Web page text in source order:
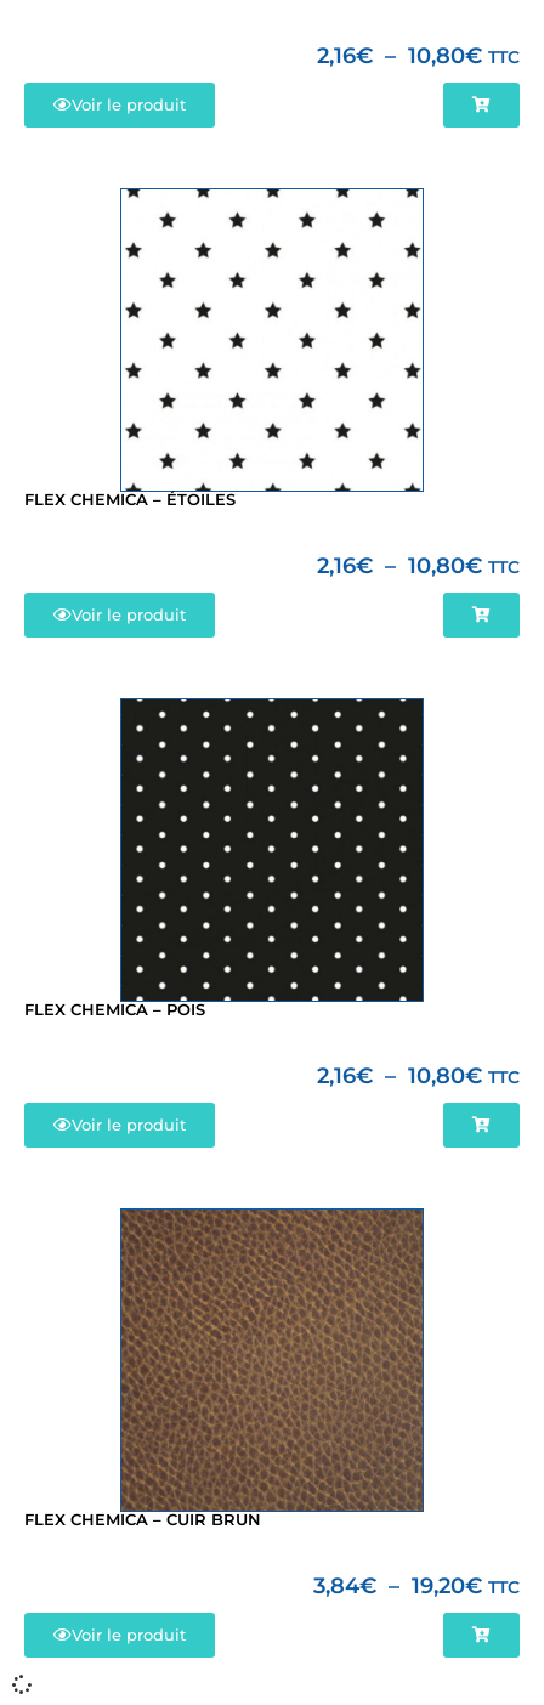
2,16€ – 10,80€ TTC
Voir le produit
FLEX CHEMICA – ÉTOILES
2,16€ – 10,80€ TTC
Voir le produit
FLEX CHEMICA – POIS
2,16€ – 10,80€ TTC
Voir le produit
FLEX CHEMICA – CUIR BRUN
3,84€ – 19,20€ TTC
Voir le produit